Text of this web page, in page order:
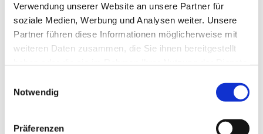
Verwendung unserer Website an unsere Partner für
soziale Medien, Werbung und Analysen weiter. Unsere
Partner führen diese Informationen möglicherweise mit
weiteren Daten zusammen, die Sie ihnen bereitgestellt
Notwendig
Präferenzen
Dies könnte Sie auch